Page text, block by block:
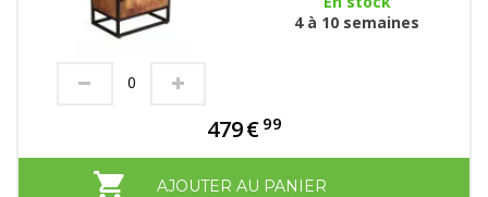
4 à 10 semaines
479€ 99
AJOUTER AU PANIER